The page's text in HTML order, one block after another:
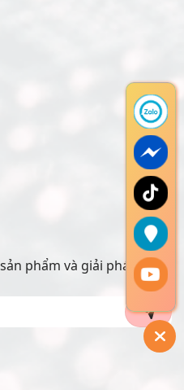
phẩm và giải pháp mới